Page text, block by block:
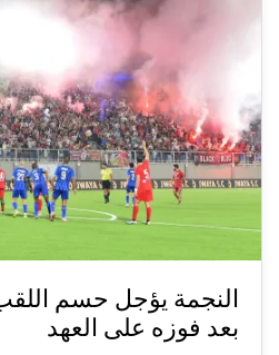
النجمة يؤجل حسم
بعد فوزه على العهد